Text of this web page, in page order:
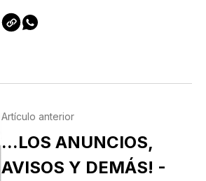
Artículo anterior
...LOS ANUNCIOS,
AVISOS Y DEMÁS! -